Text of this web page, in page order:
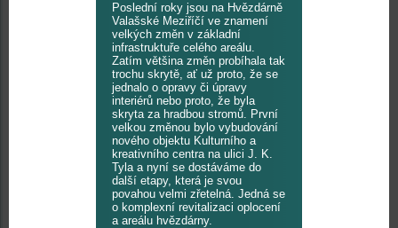
Poslední roky jsou na Hvězdárně
Valašské Meziříčí ve znamení
velkých změn v základní
infrastruktuře celého areálu.
Zatím většina změn probíhala tak
trochu skrytě, ať už proto, že se
jednalo o opravy či úpravy
interiérů nebo proto, že byla
skryta za hradbou stromů. První
velkou změnou bylo vybudování
nového objektu Kulturního a
kreativního centra na ulici J. K.
Tyla a nyní se dostáváme do
další etapy, která je svou
povahou velmi zřetelná. Jedná se
o komplexní revitalizaci oplocení
a areálu hvězdárny.